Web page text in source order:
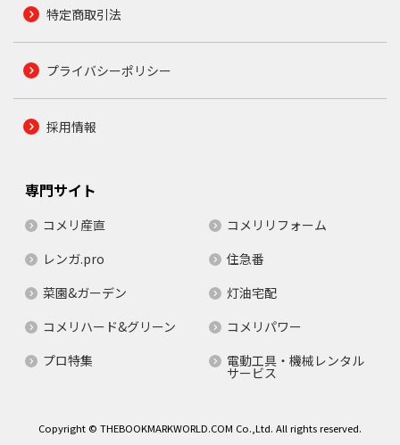
特定商取引法
プライバシーポリシー
採用情報
専門サイト
コメリ産直
コメリリフォーム
レンガ.pro
住急番
菜園&ガーデン
灯油宅配
コメリハード&グリーン
コメリパワー
プロ特集
電動工具・機械レンタル
サービス
Copyright © THEBOOKMARKWORLD.COM Co.,Ltd. All rights reserved.